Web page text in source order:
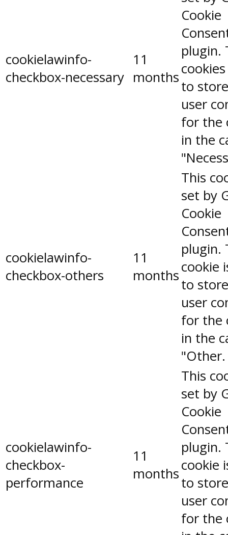
cookielawinfo-
checkbox-necessary
11
months
Cookie
plugin.
to
user
for the
in the
cookielawinfo-
checkbox-others
11
months
This
set by
Cookie
plugin.
cookie
to
user
for the
in the
"Other.
cookielawinfo-
checkbox-
performance
11
months
This
set by
Cookie
plugin.
cookie
to
user
for the